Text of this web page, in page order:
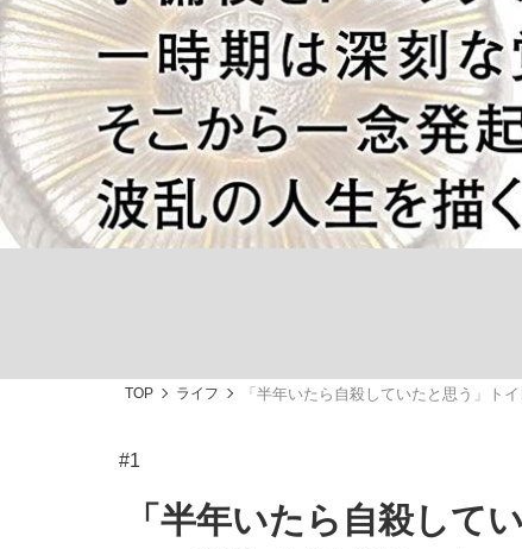
「90%は失敗する。でも…」本田圭佑が
終戦から81年
#藤田晋 #三
#玉木雄一郎
TOP ライフ 「半年いたら自殺していたと思う」ト
#1
「半年いたら自殺して